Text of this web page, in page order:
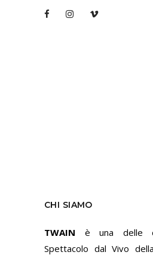
CHI SIAMO
TWAIN è una delle
Spettacolo dal Vivo